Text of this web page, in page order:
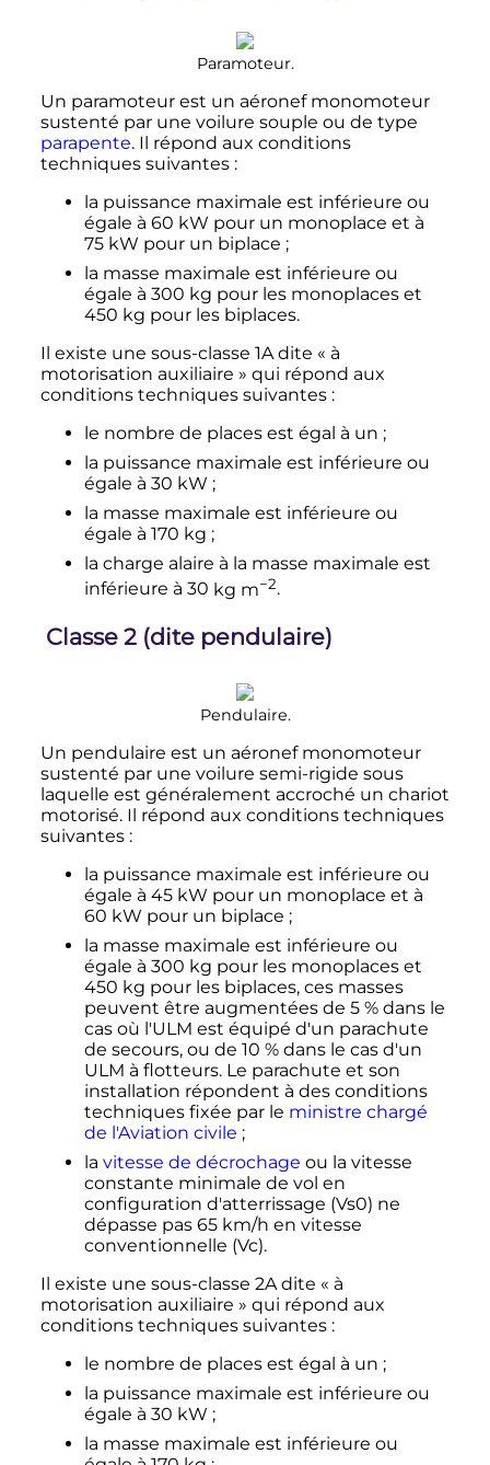
Paramoteur.
Un paramoteur est un aéronef monomoteur
sustenté par une voilure souple ou de type
parapente. Il répond aux conditions
techniques suivantes :
la puissance maximale est inférieure ou
égale à 60 kW pour un monoplace et à
75 kW pour un biplace ;
la masse maximale est inférieure ou
égale à 300 kg pour les monoplaces et
450 kg pour les biplaces.
Il existe une sous-classe 1A dite « à
motorisation auxiliaire » qui répond aux
conditions techniques suivantes :
le nombre de places est égal à un ;
la puissance maximale est inférieure ou
égale à 30 kW ;
la masse maximale est inférieure ou
égale à 170 kg ;
la charge alaire à la masse maximale est
inférieure à 30 kg m−2.
Classe 2 (dite pendulaire)
Pendulaire.
Un pendulaire est un aéronef monomoteur
sustenté par une voilure semi-rigide sous
laquelle est généralement accroché un chariot
motorisé. Il répond aux conditions techniques
suivantes :
la puissance maximale est inférieure ou
égale à 45 kW pour un monoplace et à
60 kW pour un biplace ;
la masse maximale est inférieure ou
égale à 300 kg pour les monoplaces et
450 kg pour les biplaces, ces masses
peuvent être augmentées de 5 % dans le
cas où l'ULM est équipé d'un parachute
de secours, ou de 10 % dans le cas d'un
ULM à flotteurs. Le parachute et son
installation répondent à des conditions
techniques fixée par le ministre chargé
de l'Aviation civile ;
la vitesse de décrochage ou la vitesse
constante minimale de vol en
configuration d'atterrissage (Vs0) ne
dépasse pas 65 km/h en vitesse
conventionnelle (Vc).
Il existe une sous-classe 2A dite « à
motorisation auxiliaire » qui répond aux
conditions techniques suivantes :
le nombre de places est égal à un ;
la puissance maximale est inférieure ou
égale à 30 kW ;
la masse maximale est inférieure ou